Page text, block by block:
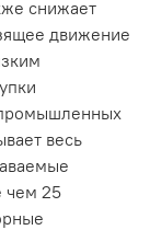
снижает
движение
весь
чем 25